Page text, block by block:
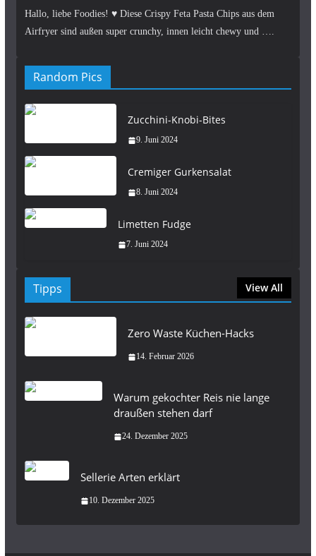
Hallo, liebe Foodies! ♥︎ Diese Crispy Feta Pasta Chips aus dem
Airfryer sind außen super crunchy, innen leicht chewy und ….
Random Pics
Zucchini-Knobi-Bites
9. Juni 2024
Cremiger Gurkensalat
8. Juni 2024
Limetten Fudge
7. Juni 2024
Tipps View All
Zero Waste Küchen-Hacks
14. Februar 2026
Warum gekochter Reis nie lange
draußen stehen darf
24. Dezember 2025
Sellerie Arten erklärt
10. Dezember 2025